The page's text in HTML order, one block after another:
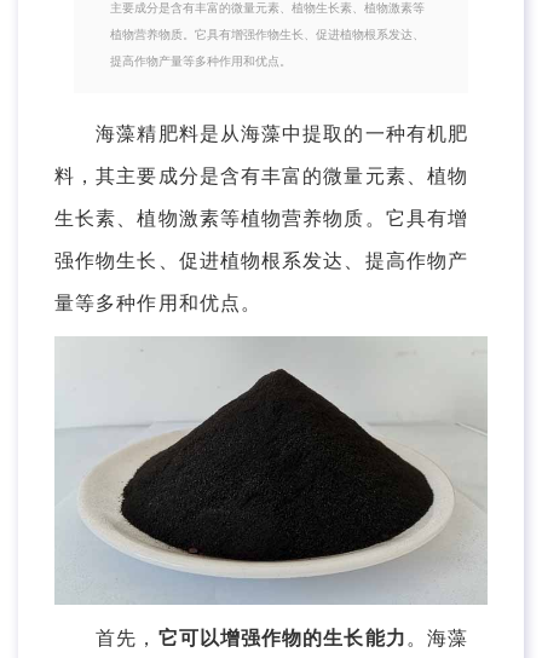
主要成分是含有丰富的微量元素、植物生长素、植物激素等
植物营养物质。它具有增强作物生长、促进植物根系发达、
提高作物产量等多种作用和优点。
海藻精肥料是从海藻中提取的一种有机肥
料，其主要成分是含有丰富的微量元素、植物
生长素、植物激素等植物营养物质。它具有增
强作物生长、促进植物根系发达、提高作物产
量等多种作用和优点。
首先， 它可以增强作物的生长能力 。海藻